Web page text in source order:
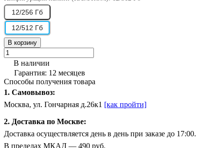
12/256 Гб
12/512 Гб
В корзину
В наличии
Гарантия: 12 месяцев
Способы получения товара
1. Самовывоз:
Москва, ул. Гончарная д.26к1 [как пройти]
2. Доставка по Москве:
Доставка осуществляется день в день при заказе до 17:00.
В пределах МКАД — 490 руб.